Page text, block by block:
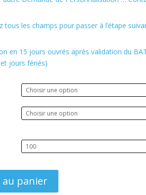
tous les champs pour passer à l’étape
en 15 jours ouvrés après validation du
jours fériés)
panier